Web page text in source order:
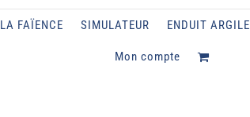
LA FAÏENCE SIMULATEUR ENDUIT ARGILE
Mon compte